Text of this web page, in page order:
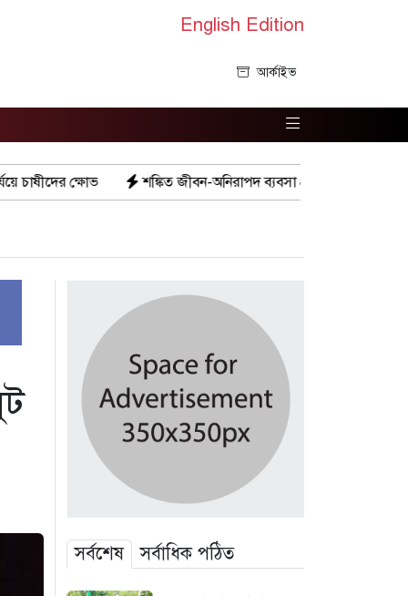
English Edition
আর্কাইভ
শঙ্কিত জীবন-অনিরাপদ ব্যবসা প্রতিষ্ঠান নিরাপত্তা চেয়ে ব্যবসায়ীর সংবাদ
সর্বশেষ সর্বাধিক পঠিত